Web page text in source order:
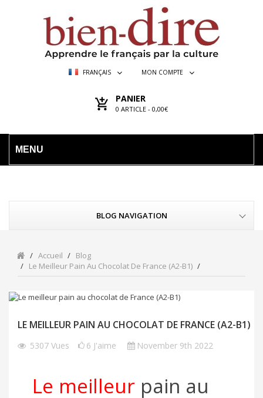
FRANÇAIS MON COMPTE
PANIER
0 ARTICLE - 0,00€
MENU
BLOG NAVIGATION
Accueil
Blog
Le Meilleur Pain Au Chocolat De France (A2-B1)
LE MEILLEUR PAIN AU CHOCOLAT DE FRANCE (A2-B1)
5307 Vues 6 J'aime November 9th 2022
Le meilleur pain au